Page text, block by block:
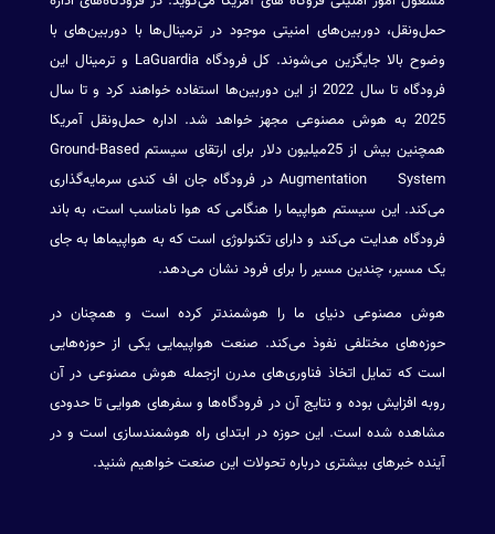
حمل‌ونقل، دوربین‌های امنیتی موجود در ترمینال‌ها با دوربین‌های با
وضوح بالا جایگزین می‌شوند. کل فرودگاه LaGuardia و ترمینال این
فرودگاه تا سال 2022 از این دوربین‌ها استفاده خواهند کرد و تا سال
2025 به هوش مصنوعی مجهز خواهد شد. اداره حمل‌ونقل آمریکا
همچنین بیش از 25میلیون دلار برای ارتقای سیستم Ground-Based
Augmentation System در فرودگاه‌ جان اف کندی سرمایه‌گذاری
می‌کند. این سیستم هواپیما را هنگامی که هوا نامناسب است، به باند
فرودگاه هدایت می‌کند و دارای تکنولوژی است که به هواپیماها به جای
یک مسیر، چندین مسیر را برای فرود نشان می‌دهد.
هوش مصنوعی دنیای ما را هوشمند‌تر کرده است و همچنان در
حوزه‌های مختلفی نفوذ می‌کند. صنعت هواپیمایی یکی از حوزه‌هایی‌
است که تمایل اتخاذ فناوری‌های مدرن ازجمله هوش مصنوعی در آن
روبه‌ افزایش بوده و نتایج آن در فرودگاه‌ها و سفرهای هوایی تا حدودی
مشاهده شده است. این حوزه در ابتدای راه هوشمند‌سازی است و در
آینده خبرهای بیشتری درباره تحولات این صنعت خواهیم شنید.